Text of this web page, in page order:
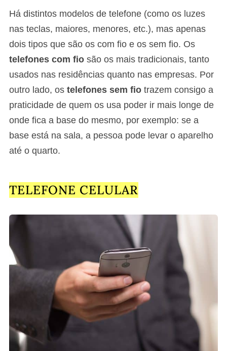
Há distintos modelos de telefone (como os luzes
nas teclas, maiores, menores, etc.), mas apenas
dois tipos que são os com fio e os sem fio. Os
telefones com fio são os mais tradicionais, tanto
usados nas residências quanto nas empresas. Por
outro lado, os telefones sem fio trazem consigo a
praticidade de quem os usa poder ir mais longe de
onde fica a base do mesmo, por exemplo: se a
base está na sala, a pessoa pode levar o aparelho
até o quarto.
TELEFONE CELULAR